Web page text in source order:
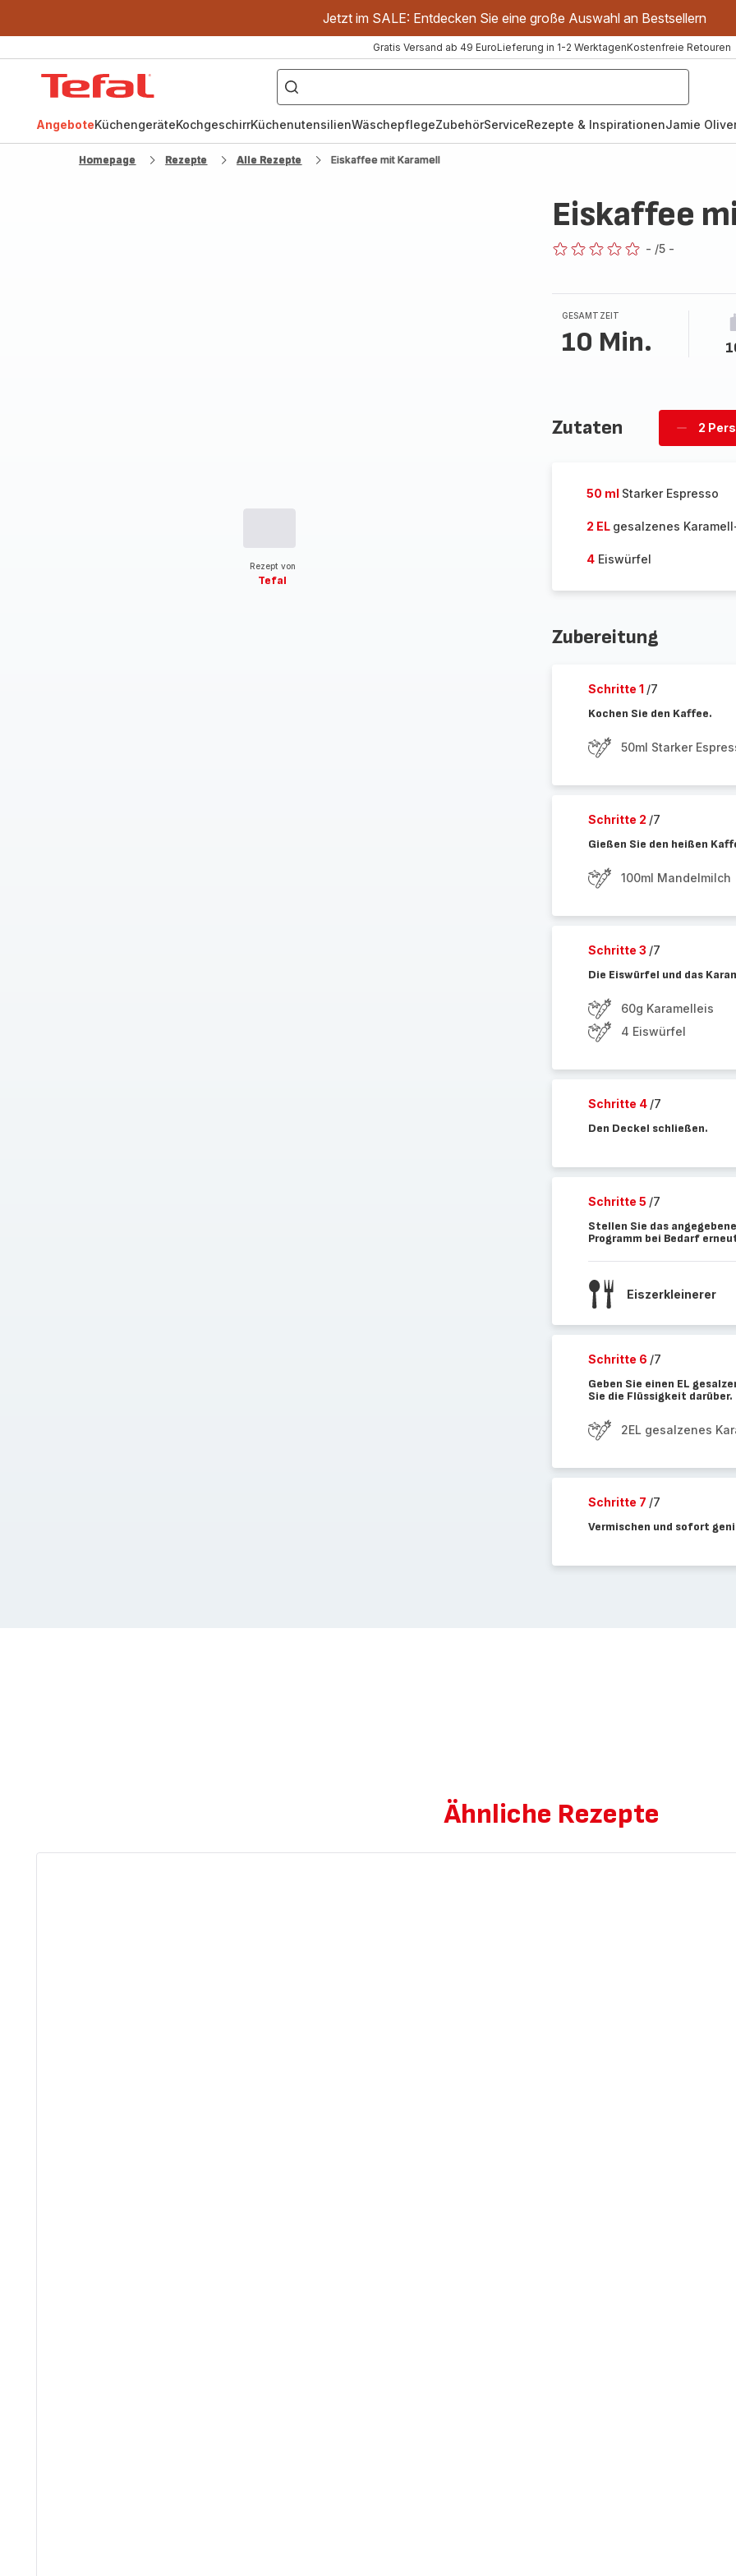
Jetzt im SALE: Entdecken Sie eine große Auswahl an Bestsellern
Gratis Versand ab 49 EuroLieferung in 1-2 WerktagenKostenfreie Retouren
["OptiGrill","Easy
Fry","Pfanne"]
AngeboteKüchengeräteKochgeschirrKüchenutensilienWäschepflegeZubehörServiceRezepte & InspirationenJamie
Homepage Rezepte Alle Rezepte Eiskaffee mit Karamell
Rezept von
Tefal
Eiskaffee
- /5 -
GESAMTZEIT
10 Min.
Zutaten
Personen
2
50 ml Starker Espresso
2 EL gesalzenes
4Eiswürfel
Zubereitung
Schritte 1 /7
Kochen Sie den Kaffee.
50ml Starker
Schritte 2 /7
Gießen Sie den heißen
100ml Mandelmilch
Schritte 3 /7
Die Eiswürfel und das
60g Karamelleis
4 Eiswürfel
Schritte 4 /7
Den Deckel schließen.
Schritte 5 /7
Stellen Sie das
Programm bei Bedarf
Eiszerkleinerer
Schritte 6 /7
Geben Sie einen EL
Sie die Flüssigkeit darüber.
2EL gesalzenes
Schritte 7 /7
Vermischen und sofort
Ähnliche Rezepte